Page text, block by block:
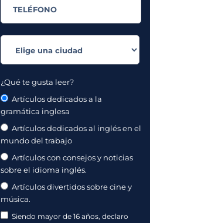
¿Qué te gusta leer?
Artículos dedicados a la
gramática inglesa
Artículos dedicados al inglés en el
mundo del trabajo
Artículos con consejos y noticias
sobre el idioma inglés.
Artículos divertidos sobre cine y
música.
Siendo mayor de 16 años, declaro